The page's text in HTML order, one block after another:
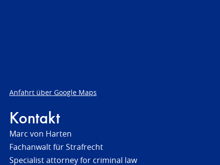
Anfahrt über Google Maps
Kontakt
Marc von Harten
Fachanwalt für Strafrecht
Specialist attorney for criminal law